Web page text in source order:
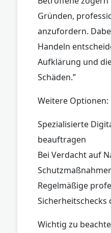
Gründen,
anzufordern.
Handeln
Aufklärung und
Schäden.”
Weitere Optionen:
Spezialisierte
beauftragen
Bei Verdacht auf
Regelmäßige
Wichtig zu